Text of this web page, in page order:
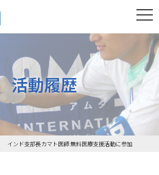
活動履歴
インド支部長カマト医師 無料医療支援活動に参加